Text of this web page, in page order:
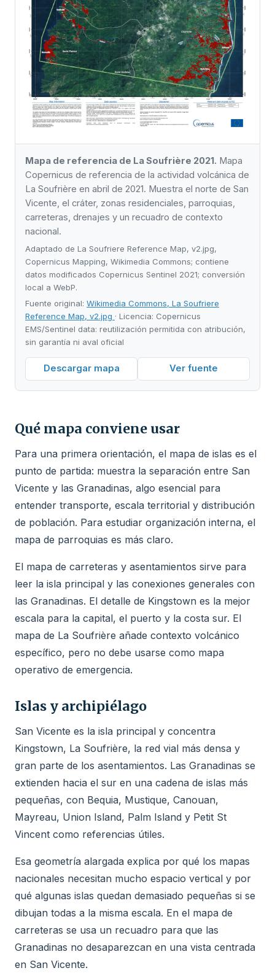
Mapa de referencia de La Soufrière 2021. Mapa
Copernicus de referencia de la actividad volcánica de
La Soufrière en abril de 2021. Muestra el norte de San
Vicente, el cráter, zonas residenciales, parroquias,
carreteras, drenajes y un recuadro de contexto
nacional.
Adaptado de La Soufriere Reference Map, v2.jpg,
Copernicus Mapping, Wikimedia Commons; contiene
datos modificados Copernicus Sentinel 2021; conversión
local a WebP.
Fuente original: Wikimedia Commons, La Soufriere
Reference Map, v2.jpg · Licencia: Copernicus
EMS/Sentinel data: reutilización permitida con atribución,
sin garantía ni aval oficial
Descargar mapa Ver fuente
Qué mapa conviene usar
Para una primera orientación, el mapa de islas es el
punto de partida: muestra la separación entre San
Vicente y las Granadinas, algo esencial para
entender transporte, escala territorial y distribución
de población. Para estudiar organización interna, el
mapa de parroquias es más claro.
El mapa de carreteras y asentamientos sirve para
leer la isla principal y las conexiones generales con
las Granadinas. El detalle de Kingstown es la mejor
escala para la capital, el puerto y la costa sur. El
mapa de La Soufrière añade contexto volcánico
específico, pero no debe usarse como mapa
operativo de emergencia.
Islas y archipiélago
San Vicente es la isla principal y concentra
Kingstown, La Soufrière, la red vial más densa y
gran parte de los asentamientos. Las Granadinas se
extienden hacia el sur en una cadena de islas más
pequeñas, con Bequia, Mustique, Canouan,
Mayreau, Union Island, Palm Island y Petit St
Vincent como referencias útiles.
Esa geometría alargada explica por qué los mapas
nacionales necesitan mucho espacio vertical y por
qué algunas islas quedan demasiado pequeñas si se
dibujan todas a la misma escala. En el mapa de
carreteras se usa un recuadro para que las
Granadinas no desaparezcan en una vista centrada
en San Vicente.